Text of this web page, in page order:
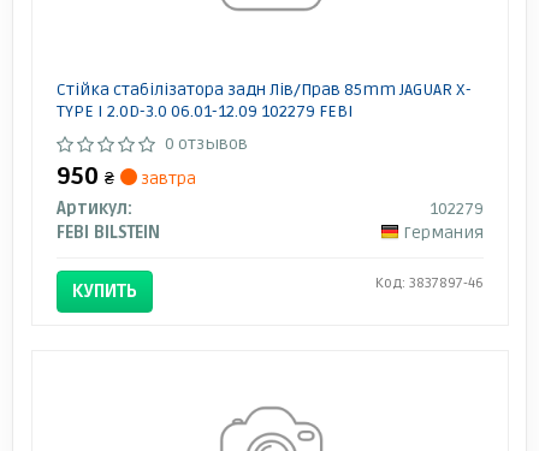
Стійка стабілізатора задн Лів/Прав 85mm JAGUAR X-
TYPE I 2.0D-3.0 06.01-12.09 102279 FEBI
0 отзывов
950 ₴
завтра
Артикул:
102279
FEBI BILSTEIN
Германия
КУПИТЬ Код: 3837897-46